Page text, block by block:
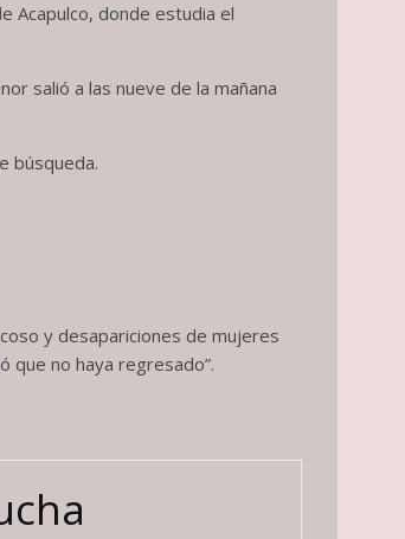
Acapulco, donde estudia el
salió a las nueve de la mañana
búsqueda.
y desapariciones de mujeres
que no haya regresado”.